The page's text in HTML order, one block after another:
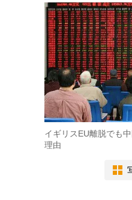
イギリスEU離脱でも
理由